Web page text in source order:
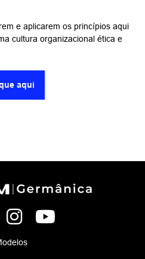
e aplicarem os princípios aqui
cultura organizacional ética e
aqui